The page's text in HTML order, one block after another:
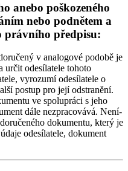
anebo poškozeného
nebo podnětem a
právního předpisu:
v analogové podobě je
určit odesílatele tohoto
vyrozumí odesílatele o
postup pro její odstranění.
ve spolupráci s jeho
dále nezpracovává. Není-
dokumentu, který je
odesílatele, dokument